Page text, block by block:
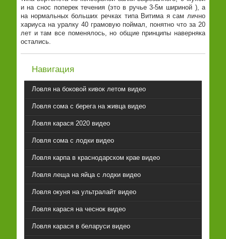
Навигация
Ловля на боковой кивок летом видео
Ловля сома с берега на живца видео
Ловля карася 2020 видео
Ловля сома с лодки видео
Ловля карпа в краснодарском крае видео
Ловля леща на яйца с лодки видео
Ловля окуня на ультралайт видео
Ловля карася на чеснок видео
Ловля карася в беларуси видео
и на снос поперек течения (это в ручье 3-5м шириной ), а
на нормальных больших речках типа Витима я сам лично
хариуса на уралку 40 грамовую поймал, понятно что за 20
лет и там все поменялось, но общие принципы наверняка
остались.